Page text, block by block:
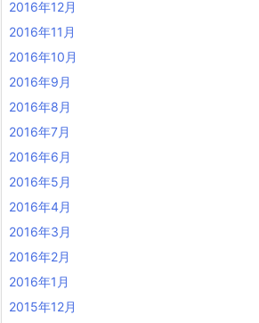
2016年12月
2016年11月
2016年10月
2016年9月
2016年8月
2016年7月
2016年6月
2016年5月
2016年4月
2016年3月
2016年2月
2016年1月
2015年12月